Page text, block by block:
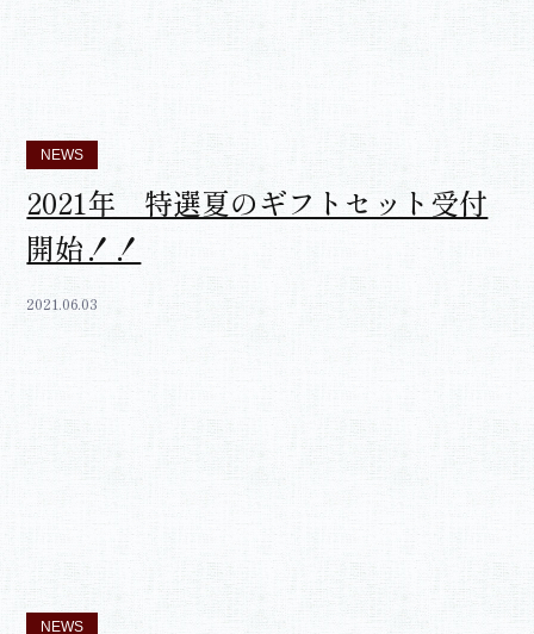
NEWS
2021年 特選夏のギフトセット受付
開始！！
2021.06.03
NEWS